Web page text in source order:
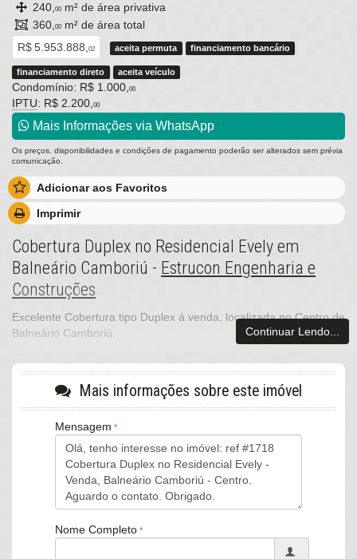
240, 00 m² de área privativa
360, 00 m² de área total
R$ 5.953.888, 02 aceita permuta financiamento bancário
financiamento direto aceita veículo
Condomínio: R$ 1.000, 00
IPTU: R$ 2.200, 00
Mais Informações via WhatsApp
Os preços, disponibilidades e condições de pagamento poderão ser alterados sem prévia
comunicação.
Adicionar aos Favoritos
Imprimir
Cobertura Duplex no Residencial Evely em
Balneário Camboriú - Estrucon Engenharia e
Construções
Excelente Cobertura tipo Duplex á venda, localizada no Centro de
Balneário Camboriú.
apartamento e laminado nos quartos, 4 suítes, lavabo, amplo
living com sacada integrada, cozinha, área de serviço, terraço
com hidro e uma ótima vista, churrasqueira á gás e 4 vagas de
Com localização privilegiada, este imóvel permita desfrutar de
muito conforto e comodidade, pois fica próximo de restaurantes,
lojas, mercados e muito mais.
Edifício com uma excelente infraestrutura, ambientes de área
comum decorados e planejados, área de lazer com piscina, salão
Perfeito para viver momentos de alegria com a familia e amigos.
Continuar Lendo...
Mais informações sobre este imóvel
Mensagem
Nome Completo